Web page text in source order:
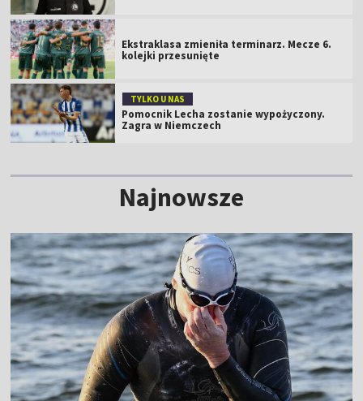
Ekstraklasa zmieniła terminarz. Mecze 6.
kolejki przesunięte
TYLKO U NAS
Pomocnik Lecha zostanie wypożyczony.
Zagra w Niemczech
Najnowsze